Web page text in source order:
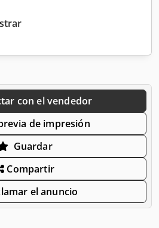
con el vendedor
de impresión
Guardar
Compartir
el anuncio